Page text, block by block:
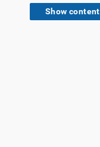
Show content